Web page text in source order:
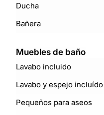
Ducha
Bañera
Muebles de baño
Lavabo incluido
Lavabo y espejo incluído
Pequeños para aseos